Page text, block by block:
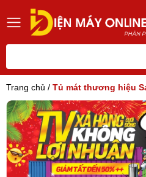
Trang chủ / Tủ mát thương hiệu